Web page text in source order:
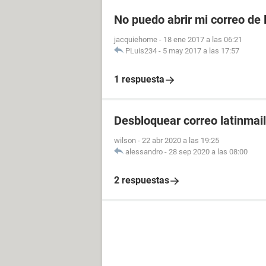
No puedo abrir mi correo de
jacquiehome - 18 ene 2017 a las 06:21
PLuis234 - 5 may 2017 a las 17:57
1 respuesta
Desbloquear correo latinmail
wilson - 22 abr 2020 a las 19:25
alessandro - 28 sep 2020 a las 08:00
2 respuestas